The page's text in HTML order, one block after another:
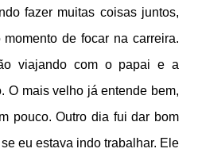
fazer muitas coisas juntos,
de focar na carreira.
viajando com o papai e a
O mais velho já entende bem,
pouco. Outro dia fui dar bom
eu estava indo trabalhar. Ele